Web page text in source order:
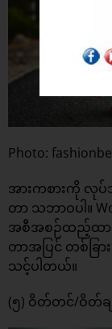
Photo:
အားကစားကို လု
တာ သဘာဝပါ။
အစီအစဉ်ထည့်ထားပ
တာအပြင် တစ်ခြ
သင့်ပါတယ်။
(၅) ဝိတ်တင်/ဝိတ်ခ